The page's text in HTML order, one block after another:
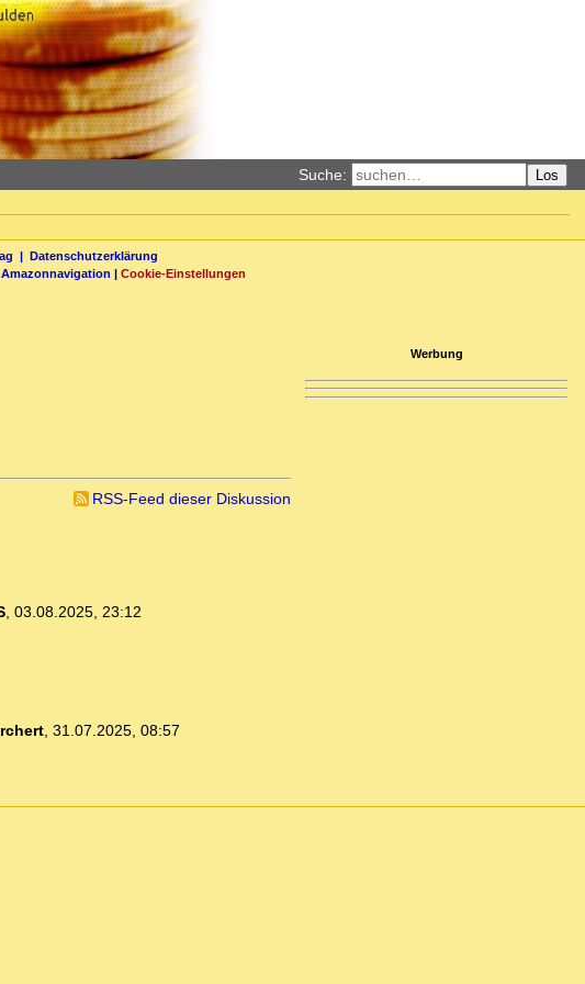
Suche: Los
| Datenschutzerklärung
Amazonnavigation | Cookie-Einstellungen
RSS-Feed dieser Diskussion
, 03.08.2025, 23:12
, 31.07.2025, 08:57
Werbung